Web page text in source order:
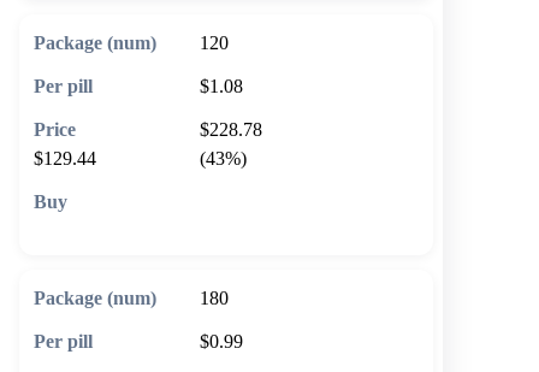
120
$1.08
$228.78
$129.44
(43%)
180
$0.99